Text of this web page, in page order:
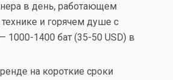
в день, работающем
и горячем душе с
1000-1400 бат (35-50 USD) в
на короткие сроки